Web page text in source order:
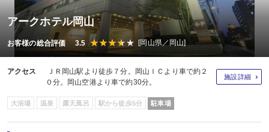
アークホテル岡山
お客様の総合評価 3.5 [岡山県／岡山]
アクセス
ＪＲ岡山駅より徒歩７分。岡山ＩＣより車で約２
０分。岡山空港より車で約30分。
施設詳細
大浴場 温泉 露天風呂 駅から徒歩5分 駐車場